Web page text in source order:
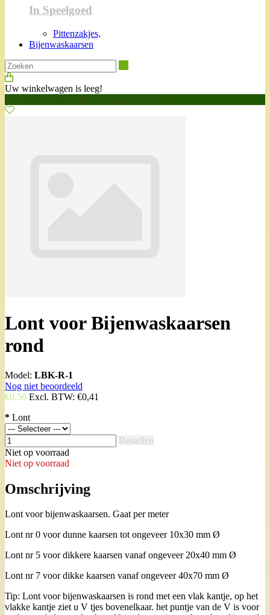
In Speelgoed
Pittenzakjes,
Bijenwaskaarsen
Uw winkelwagen is leeg!
Home
Lont voor Bijenwaskaarsen rond
Lont voor Bijenwaskaarsen
rond
Model: LBK-R-1
Nog niet beoordeeld
€0,50 Excl. BTW: €0,41
* Lont
Bestellen
Niet op voorraad
Niet op voorraad
Omschrijving
Lont voor bijenwaskaarsen. Gaat per meter
Lont nr 0 voor dunne kaarsen tot ongeveer 10x30 mm Ø
Lont nr 5 voor dikkere kaarsen vanaf ongeveer 20x40 mm Ø
Lont nr 7 voor dikke kaarsen vanaf ongeveer 40x70 mm Ø
Tip: Lont voor bijenwaskaarsen is rond met een vlak kantje, op het
vlakke kantje ziet u V tjes bovenelkaar. het puntje van de V is voor